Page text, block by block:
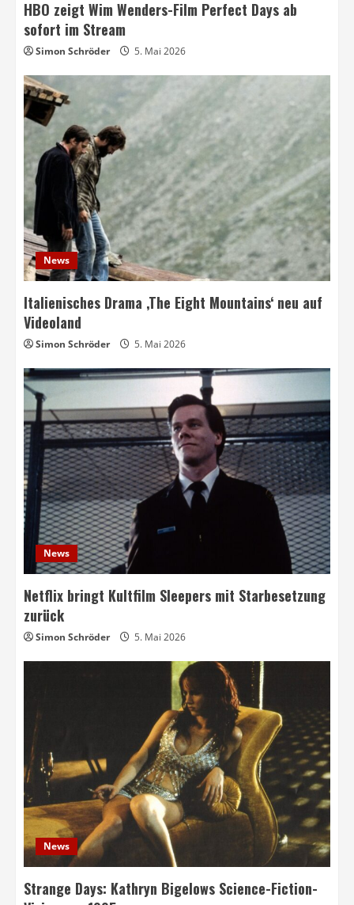
HBO zeigt Wim Wenders-Film Perfect Days ab
sofort im Stream
Simon Schröder 5. Mai 2026
News
Italienisches Drama ‚The Eight Mountains‘ neu auf
Videoland
Simon Schröder 5. Mai 2026
News
Netflix bringt Kultfilm Sleepers mit Starbesetzung
zurück
Simon Schröder 5. Mai 2026
News
Strange Days: Kathryn Bigelows Science-Fiction-